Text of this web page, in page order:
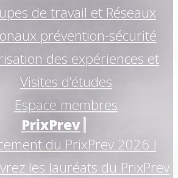
de travail et Réseaux
prévention-sécurité
des expériences et
Visites d’études
Espace membres
PrixPrev
du PrixPrev 2026 !
les lauréats du PrixPrev